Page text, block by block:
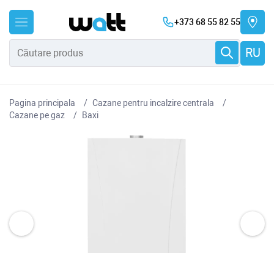
+373 68 55 82 55
RU
Pagina principala
Cazane pentru incalzire centrala
Cazane pe gaz
Baxi